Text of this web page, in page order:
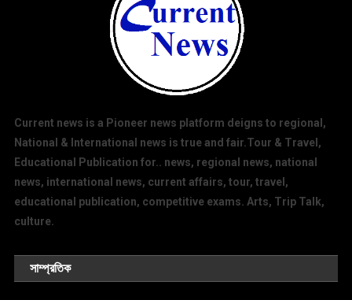
Current news is a Pioneer news platform deigns to regional,
National & International news is true and fair.Tour & Travel,
Educational Publication for.. news, regional news, national
news, international news, current affairs, tour, travel,
educational publication, competitive exams. Arts, Trip Talk,
culture.
সাম্প্রতিক